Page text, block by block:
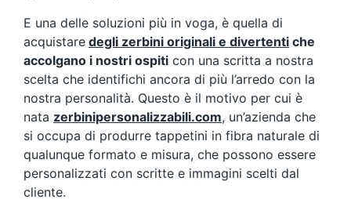
E una delle soluzioni più in voga, è quella di
acquistare degli zerbini originali e divertenti che
accolgano i nostri ospiti con una scritta a nostra
scelta che identifichi ancora di più l’arredo con la
nostra personalità. Questo è il motivo per cui è
nata zerbinipersonalizzabili.com, un’azienda che
si occupa di produrre tappetini in fibra naturale di
qualunque formato e misura, che possono essere
personalizzati con scritte e immagini scelti dal
cliente.